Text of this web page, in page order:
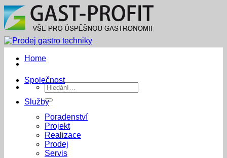
Přeskočit
na
obsah
Hledat:
Home
Společnost
Služby
Poradenství
Projekt
Realizace
Prodej
Servis